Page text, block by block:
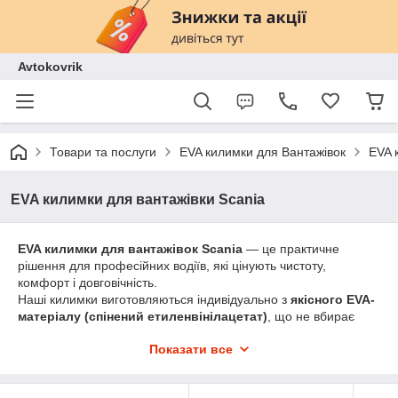
Avtokovrik
Товари та послуги EVA килимки для Вантажівок EVA
EVA килимки для вантажівки Scania
EVA килимки для вантажівок Scania — це практичне
рішення для професійних водіїв, які цінують чистоту,
комфорт і довговічність.
Наші килимки виготовляються індивідуально з якісного EVA-
матеріалу (спінений етиленвінілацетат) , що не вбирає
тисяч кілометрів у дорозі.Показати все